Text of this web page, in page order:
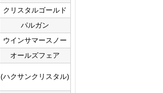
クリスタルゴールド
パルガン
ウインサマースノー
オールズフェア
(ハクサンクリスタル)